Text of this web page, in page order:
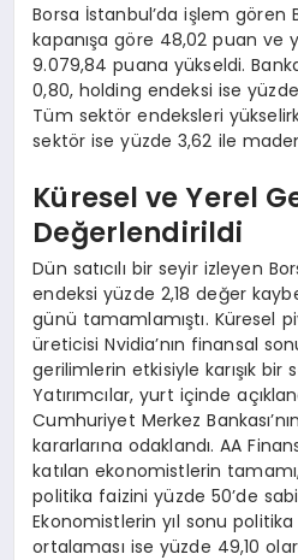
Borsa İstanbul’da işlem gören
kapanışa göre 48,02 puan ve
9.079,84 puana yükseldi.
0,80, holding endeksi ise
Tüm sektör endeksleri
sektör ise yüzde 3,62 ile
Küresel ve Yerel
Değerlendirildi
Dün satıcılı bir seyir izleyen
endeksi yüzde 2,18 değer
günü tamamlamıştı. Küresel
üreticisi Nvidia’nın finansal
gerilimlerin etkisiyle karışık bir
Yatırımcılar, yurt içinde
Cumhuriyet Merkez
kararlarına odaklandı. AA
katılan ekonomistlerin
politika faizini yüzde 50’de
Ekonomistlerin yıl sonu
ortalaması ise yüzde 49,10